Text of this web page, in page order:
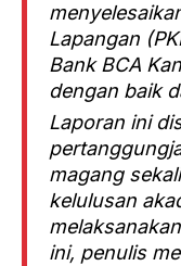
Lapangan
Bank BCA
dengan baik
Laporan ini
magang
kelulusan
ini, penulis